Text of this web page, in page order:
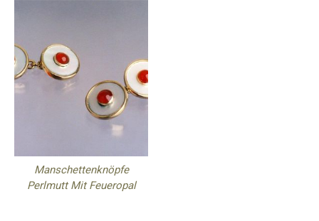
Manschettenknöpfe
Perlmutt Mit Feueropal